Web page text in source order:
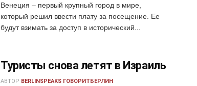
Венеция – первый крупный город в мире,
который решил ввести плату за посещение. Ее
будут взимать за доступ в исторический...
Туристы снова летят в Израиль
АВТОР BERLINSPEAKS ГОВОРИТБЕРЛИН